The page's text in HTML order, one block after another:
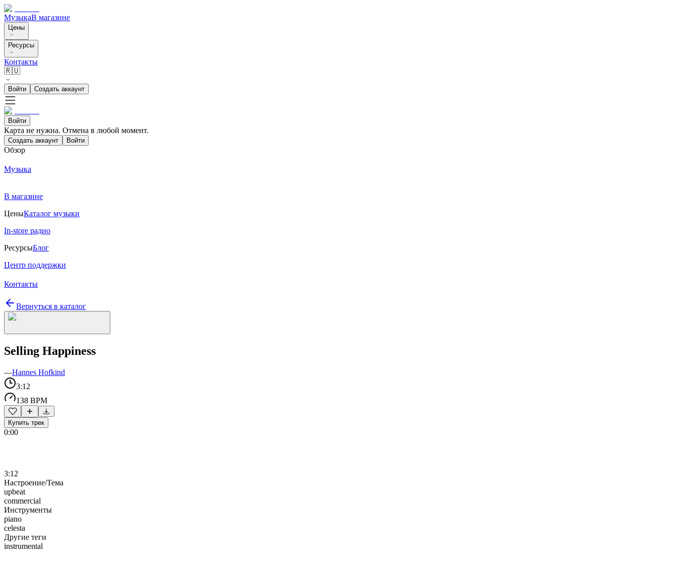
МузыкаВ магазине
Цены
Ресурсы
Контакты
🇷🇺
Войти Создать аккаунт
Войти
Карта не нужна. Отмена в любой момент.
Создать аккаунт Войти
Обзор
Музыка
В магазине
ЦеныКаталог музыки
In-store радио
РесурсыБлог
Центр поддержки
Контакты
Вернуться в каталог
Selling Happiness
—Hannes Hofkind
3:12
138 BPM
Купить трек
0:00
3:12
Настроение/Тема
upbeat
commercial
Инструменты
piano
celesta
Другие теги
instrumental